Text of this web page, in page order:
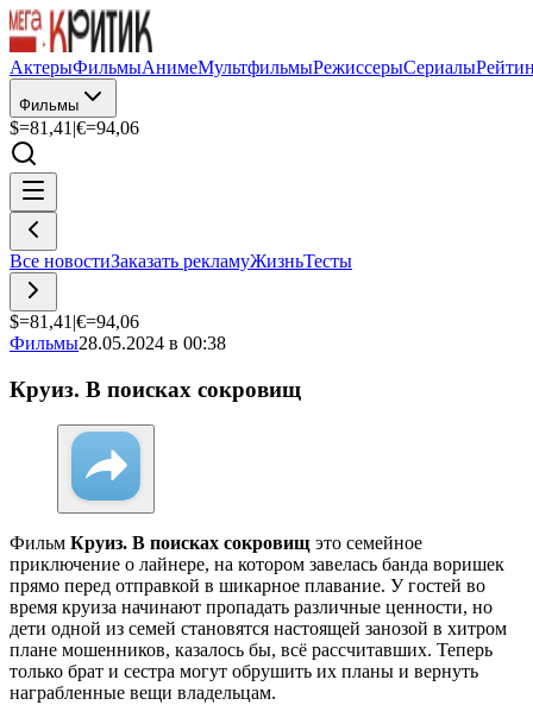
АктерыФильмыАнимеМультфильмыРежиссерыСериалы
Фильмы
$=81,41 |€=94,06
Все новостиЗаказать рекламуЖизньТесты
$=81,41 |€=94,06
Фильмы28.05.2024 в 00:38
Круиз. В поисках сокровищ
Фильм Круиз. В поисках сокровищ это семейное
приключение о лайнере, на котором завелась банда воришек
прямо перед отправкой в шикарное плавание. У гостей во
время круиза начинают пропадать различные ценности, но
дети одной из семей становятся настоящей занозой в хитром
плане мошенников, казалось бы, всё рассчитавших. Теперь
только брат и сестра могут обрушить их планы и вернуть
награбленные вещи владельцам.